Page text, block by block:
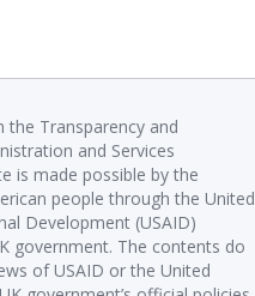
the Transparency and
and Services
is made possible by the
people through the United
Development (USAID)
government. The contents do
of USAID or the United